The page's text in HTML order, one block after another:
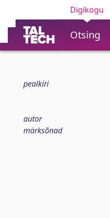
Digikogu
Otsing
pealkiri
autor
märksõnad